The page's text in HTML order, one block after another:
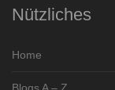
Nützliches
Home